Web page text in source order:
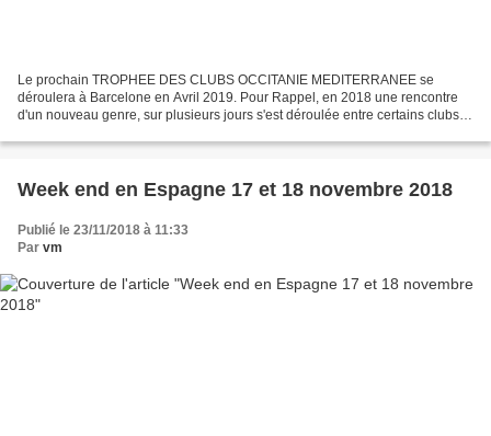
Le prochain TROPHEE DES CLUBS OCCITANIE MEDITERRANEE se
déroulera à Barcelone en Avril 2019. Pour Rappel, en 2018 une rencontre
d'un nouveau genre, sur plusieurs jours s'est déroulée entre certains clubs
Week end en Espagne 17 et 18 novembre 2018
Publié le 23/11/2018 à 11:33
Par vm